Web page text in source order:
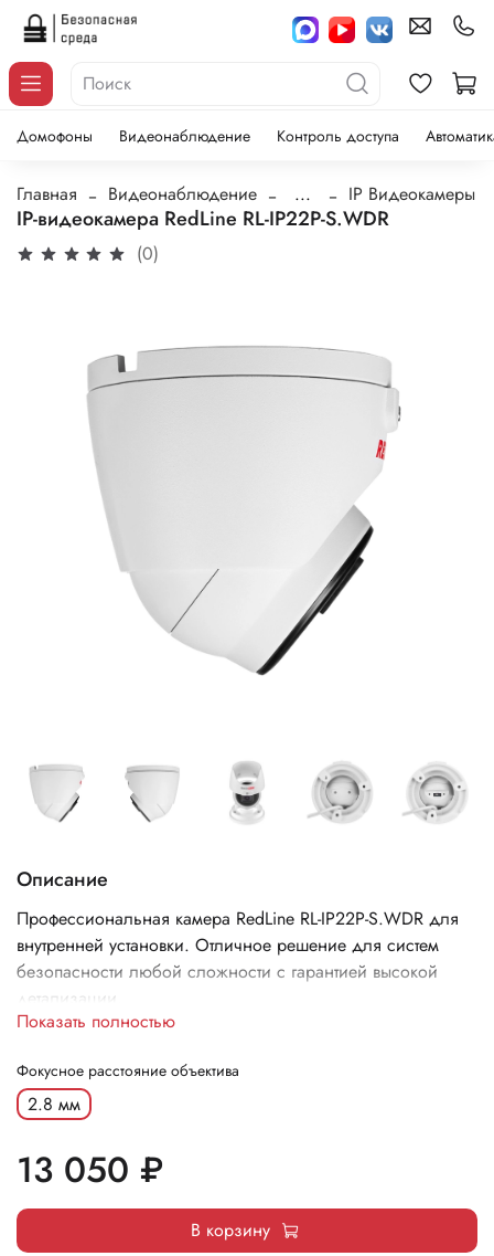
Домофоны Видеонаблюдение Контроль доступа
Главная Видеонаблюдение ... IP Видеокамеры
IP-видеокамера RedLine RL-IP22P-S.WDR
(0)
Фокусное расстояние объектива
2.8 мм
Описание
Профессиональная камера RedLine RL-IP22P-S.WDR для
внутренней установки. Отличное решение для систем
безопасности любой сложности с гарантией высокой
детализации.
Показать полностью
13 050 ₽
В корзину